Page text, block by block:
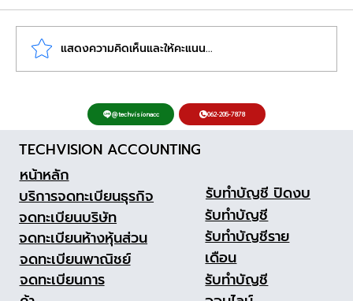
จ้างทำเงินเดือนราคาเท่าไหร่ สรุปเรทค่า
บริการ Payroll Outsource ปี 2569 ที่คุ้มค่า
กว่าจ้างพนักงานประจำ
แสดงความคิดเห็นและให้คะแนน...
@techvisionacc 062-205-7878
TECHVISION ACCOUNTING
หน้าหลัก
บริการจดทะเบียนธุรกิจ
จดทะเบียนบริษัท
จดทะเบียนห้างหุ้นส่วน
จดทะเบียนพาณิชย์
จดทะเบียนการ
รับทำบัญชี ปิดงบ
รับทำบัญชี
รับทำบัญชีราย
เดือน
รับทำบัญชี